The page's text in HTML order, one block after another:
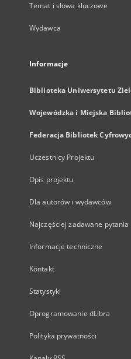
Temat i słowa kluczowe
Wydawca
Informacje
Biblioteka Uniwersytetu
Wojewódzka i Miejska
Federacja Bibliotek
Uczestnicy Projektu
Opis projektu
Dla autorów i wydawców
Najczęściej zadawane pytania
Informacje techniczne
Kontakt
Statystyki
Oprogramowanie dLibra
Polityka prywatności